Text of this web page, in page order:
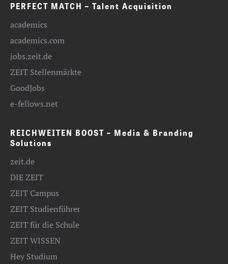
PERFECT MATCH – Talent Acquisition
academics
academics.com
jobs.zeit.de
ZEIT Stellenmärkte
GoodJobs
e-fellows.net
REICHWEITEN BOOST – Media & Branding
Solutions
zeit.de
DIE ZEIT
ZEIT Campus
ZEIT Studienführer
ZEIT für die Schule
ZEIT WISSEN
Hey Studium